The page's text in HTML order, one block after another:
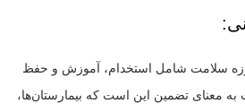
سلامت شامل استخدام، آموزش و حفظ
معنای تضمین این است که بیمارستان‌ها،